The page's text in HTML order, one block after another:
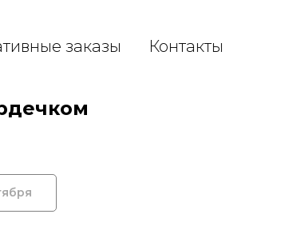
заказы Контакты